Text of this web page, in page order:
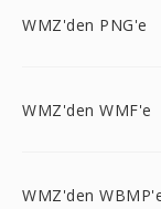
WMZ'den PNG'e
WMZ'den WMF'e
WMZ'den